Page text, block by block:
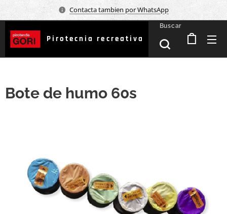
Contacta tambien por WhatsApp
Pirotecnia recreativa
Buscar
Bote de humo 60s